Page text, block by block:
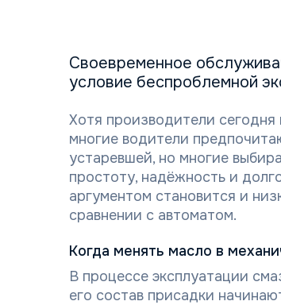
Своевременное
условие беспроблемной
Хотя производители
многие водители
устаревшей, но многие
простоту, надёжность и
аргументом становится и
сравнении с автоматом.
Когда менять масло в
В процессе эксплуатации
его состав присадки